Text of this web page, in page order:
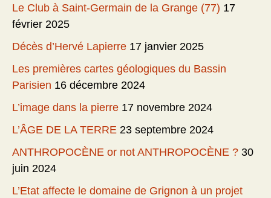
Le Club à Saint-Germain de la Grange (77) 17
février 2025
Décès d’Hervé Lapierre 17 janvier 2025
Les premières cartes géologiques du Bassin
Parisien 16 décembre 2024
L’image dans la pierre 17 novembre 2024
L’ÂGE DE LA TERRE 23 septembre 2024
ANTHROPOCÈNE or not ANTHROPOCÈNE ? 30
juin 2024
L’Etat affecte le domaine de Grignon à un projet